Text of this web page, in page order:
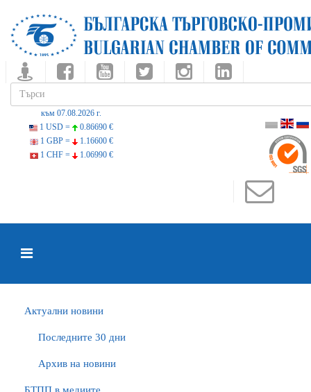
към 07.08.2026 г.
1 USD =
0.86690 €
1 GBP =
1.16600 €
1 CHF =
1.06990 €
Актуални новини
Последните 30 дни
Архив на новини